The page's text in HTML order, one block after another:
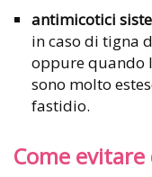
antimicotici
in caso di tigna
oppure quando
sono molto
fastidio.
Come